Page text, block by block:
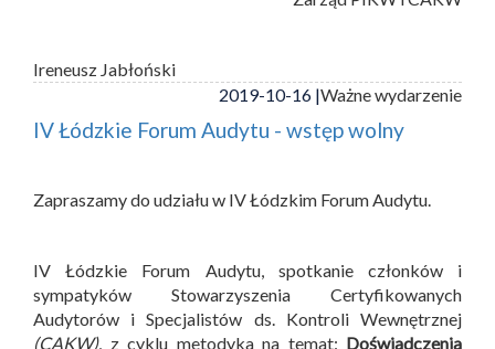
Ireneusz Jabłoński
2019-10-16 |Ważne wydarzenie
IV Łódzkie Forum Audytu - wstęp wolny
Zapraszamy do udziału w IV Łódzkim Forum Audytu.
IV Łódzkie Forum Audytu, spotkanie członków i
sympatyków Stowarzyszenia Certyfikowanych
Audytorów i Specjalistów ds. Kontroli Wewnętrznej
(CAKW), z cyklu metodyka na temat: Doświadczenia